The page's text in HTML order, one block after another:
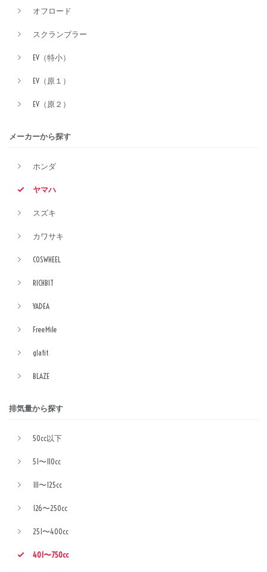
オフロード
スクランブラー
EV（特小）
EV（原１）
EV（原２）
メーカーから探す
ホンダ
ヤマハ
スズキ
カワサキ
COSWHEEL
RICHBIT
YADEA
FreeMile
glafit
BLAZE
排気量から探す
50cc以下
51〜110cc
111〜125cc
126〜250cc
251〜400cc
401〜750cc